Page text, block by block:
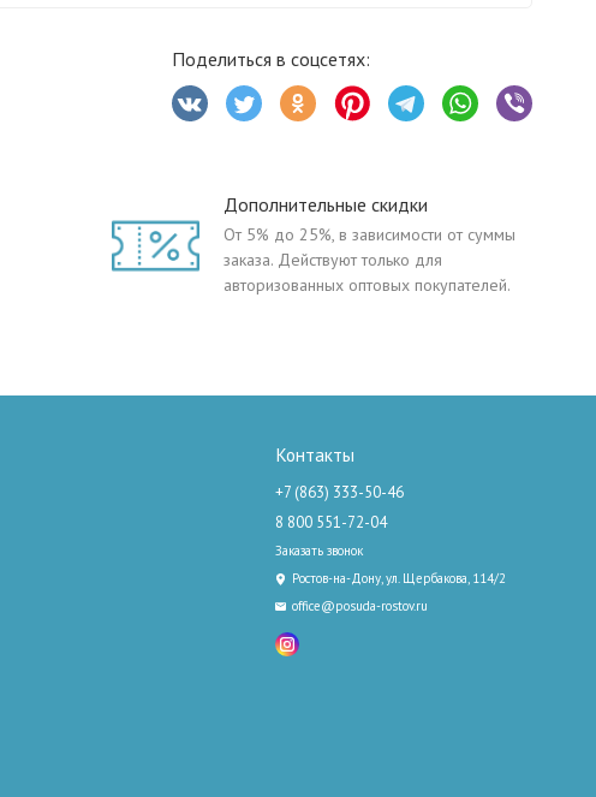
Поделиться в соцсетях:
Дополнительные скидки
От 5% до 25%, в зависимости от суммы
заказа. Действуют только для
авторизованных оптовых покупателей.
Контакты
+7 (863) 333-50-46
8 800 551-72-04
Заказать звонок
Ростов-на-Дону, ул. Щербакова, 114/2
office@posuda-rostov.ru